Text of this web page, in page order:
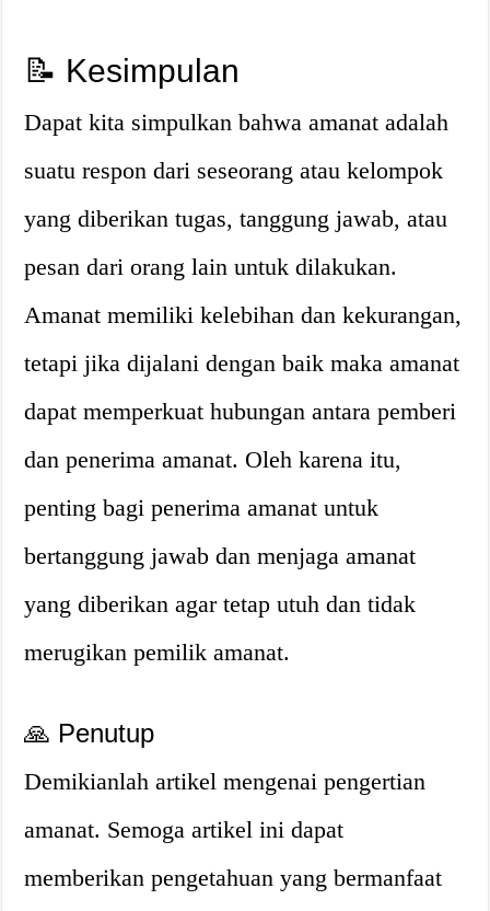
📝 Kesimpulan
Dapat kita simpulkan bahwa amanat adalah
suatu respon dari seseorang atau kelompok
yang diberikan tugas, tanggung jawab, atau
pesan dari orang lain untuk dilakukan.
Amanat memiliki kelebihan dan kekurangan,
tetapi jika dijalani dengan baik maka amanat
dapat memperkuat hubungan antara pemberi
dan penerima amanat. Oleh karena itu,
penting bagi penerima amanat untuk
bertanggung jawab dan menjaga amanat
yang diberikan agar tetap utuh dan tidak
merugikan pemilik amanat.
🙏 Penutup
Demikianlah artikel mengenai pengertian
amanat. Semoga artikel ini dapat
memberikan pengetahuan yang bermanfaat